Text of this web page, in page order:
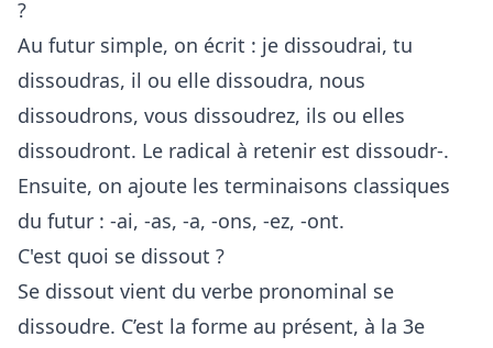
?
Au futur simple, on écrit : je dissoudrai, tu
dissoudras, il ou elle dissoudra, nous
dissoudrons, vous dissoudrez, ils ou elles
dissoudront. Le radical à retenir est dissoudr-.
Ensuite, on ajoute les terminaisons classiques
du futur : -ai, -as, -a, -ons, -ez, -ont.
C'est quoi se dissout ?
Se dissout vient du verbe pronominal se
dissoudre. C’est la forme au présent, à la 3e